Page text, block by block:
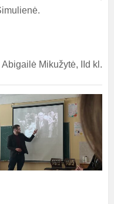
Abigailė Mikužytė, IId kl.